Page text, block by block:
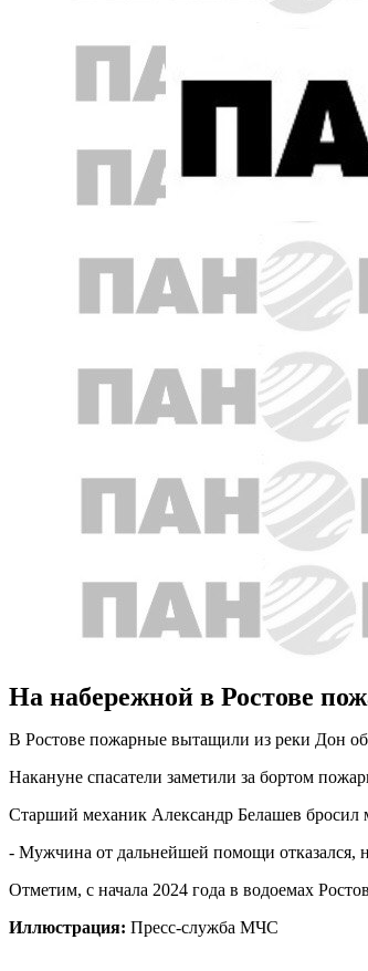
На набережной в Ростове
В Ростове пожарные вытащили из реки Дон
Накануне спасатели заметили за бортом
Старший механик Александр Белашев бросил
- Мужчина от дальнейшей помощи отказался,
Отметим, с начала 2024 года в водоемах
Иллюстрация: Пресс-служба МЧС